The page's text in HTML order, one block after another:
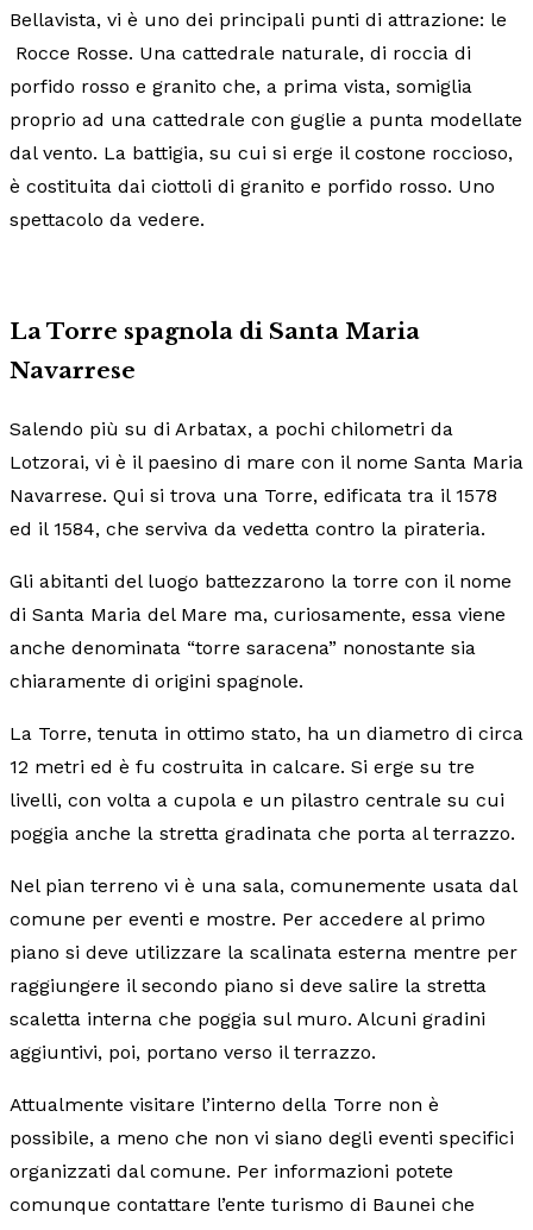
Bellavista, vi è uno dei principali punti di attrazione: le
Rocce Rosse. Una cattedrale naturale, di roccia di
porfido rosso e granito che, a prima vista, somiglia
proprio ad una cattedrale con guglie a punta modellate
dal vento. La battigia, su cui si erge il costone roccioso,
è costituita dai ciottoli di granito e porfido rosso. Uno
spettacolo da vedere.
La Torre spagnola di Santa Maria
Navarrese
Salendo più su di Arbatax, a pochi chilometri da
Lotzorai, vi è il paesino di mare con il nome Santa Maria
Navarrese. Qui si trova una Torre, edificata tra il 1578
ed il 1584, che serviva da vedetta contro la pirateria.
Gli abitanti del luogo battezzarono la torre con il nome
di Santa Maria del Mare ma, curiosamente, essa viene
anche denominata “torre saracena” nonostante sia
chiaramente di origini spagnole.
La Torre, tenuta in ottimo stato, ha un diametro di circa
12 metri ed è fu costruita in calcare. Si erge su tre
livelli, con volta a cupola e un pilastro centrale su cui
poggia anche la stretta gradinata che porta al terrazzo.
Nel pian terreno vi è una sala, comunemente usata dal
comune per eventi e mostre. Per accedere al primo
piano si deve utilizzare la scalinata esterna mentre per
raggiungere il secondo piano si deve salire la stretta
scaletta interna che poggia sul muro. Alcuni gradini
aggiuntivi, poi, portano verso il terrazzo.
Attualmente visitare l’interno della Torre non è
possibile, a meno che non vi siano degli eventi specifici
organizzati dal comune. Per informazioni potete
comunque contattare l’ente turismo di Baunei che